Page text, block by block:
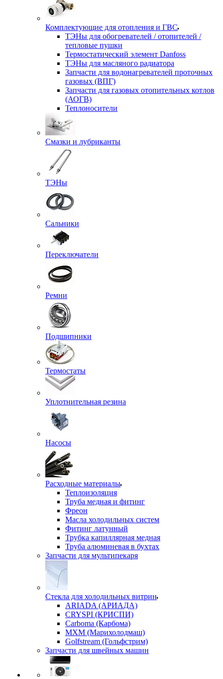
Комплектующие для отопления и ГВС
ТЭНы для обогревателей / отопителей /
тепловые пушки
Термостатический элемент Danfoss
ТЭНы для масляного радиатора
Запчасти для водонагревателей проточных
газовых (ВПГ)
Запчасти для газовых отопительных котлов
(АОГВ)
Теплоносители
Смазки и лубриканты
ТЭНы
Сальники
Переключатели
Ремни
Подшипники
Термостаты
Уплотнительная резина
Насосы
Расходные материалы
Теплоизоляция
Труба медная и фитинг
Фреон
Масла холодильных систем
Фитинг латунный
Трубка капиллярная медная
Труба алюминевая в бухтах
Запчасти для мультипекаря
Стекла для холодильных витрин
ARIADA (АРИАДА)
CRYSPI (КРИСПИ)
Carboma (Карбома)
MXM (Марихолодмаш)
Golfstream (Гольфстрим)
Запчасти для швейных машин